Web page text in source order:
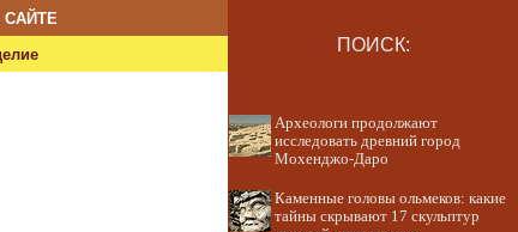
САЙТЕ
ПОИСК:
Археологи продолжают
исследовать древний город
Мохенджо-Даро
Каменные головы ольмеков: какие
тайны скрывают 17 скульптур